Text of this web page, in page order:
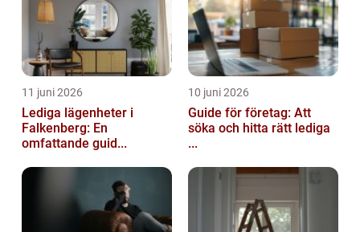
11 juni 2026
Lediga lägenheter i
Falkenberg: En
omfattande guid...
10 juni 2026
Guide för företag: Att
söka och hitta rätt lediga
...